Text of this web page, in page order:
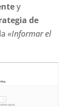
y
de
«Informar el